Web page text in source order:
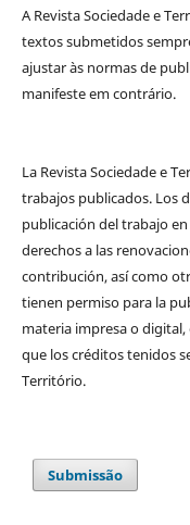
A Revista Sociedade e
textos submetidos
ajustar às normas de
manifeste em contrário.
La Revista Sociedade e
trabajos publicados. Los
publicación del trabajo
derechos a las
contribución, así como
tienen permiso para la
materia impresa o
que los créditos tenidos
Território.
Submissão